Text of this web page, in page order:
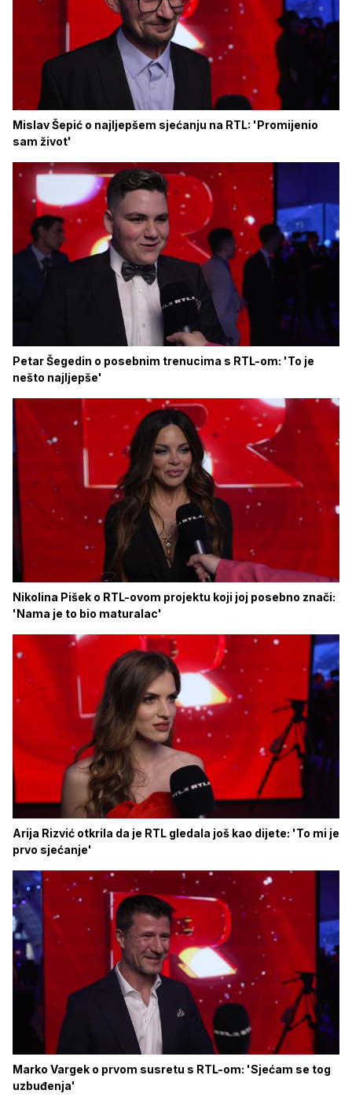
Mislav Šepić o najljepšem sjećanju na RTL: 'Promijenio
sam život'
Petar Šegedin o posebnim trenucima s RTL-om: 'To je
nešto najljepše'
Nikolina Pišek o RTL-ovom projektu koji joj posebno znači:
'Nama je to bio maturalac'
Arija Rizvić otkrila da je RTL gledala još kao dijete: 'To mi je
prvo sjećanje'
Marko Vargek o prvom susretu s RTL-om: 'Sjećam se tog
uzbuđenja'